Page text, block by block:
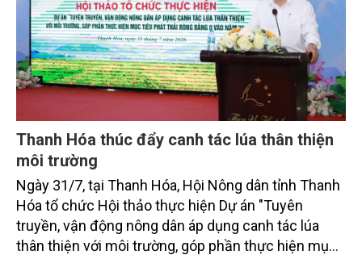
Thanh Hóa thúc đẩy canh tác lúa thân thiện
môi trường
Ngày 31/7, tại Thanh Hóa, Hội Nông dân tỉnh Thanh
Hóa tổ chức Hội thảo thực hiện Dự án "Tuyên
truyền, vận động nông dân áp dụng canh tác lúa
thân thiện với môi trường, góp phần thực hiện mục